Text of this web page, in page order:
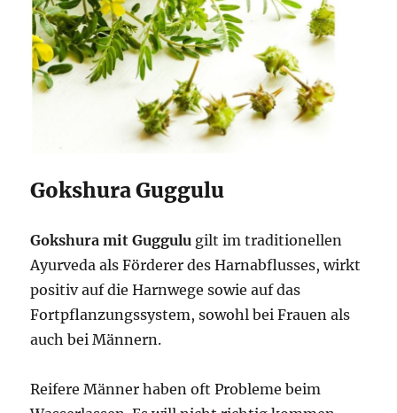
Gokshura Guggulu
Gokshura mit Guggulu gilt im traditionellen
Ayurveda als Förderer des Harnabflusses, wirkt
positiv auf die Harnwege sowie auf das
Fortpflanzungssystem, sowohl bei Frauen als
auch bei Männern.
Reifere Männer haben oft Probleme beim